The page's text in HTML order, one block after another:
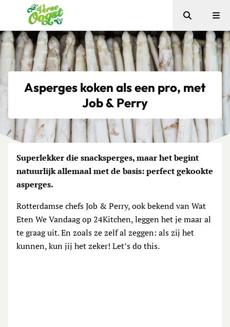
Verse Oogst
Zoeken
Asperges koken als een pro, met
Job & Perry
Superlekker die snacksperges, maar het begint
natuurlijk allemaal met de basis: perfect gekookte
asperges.
Rotterdamse chefs Job & Perry, ook bekend van Wat
Eten We Vandaag op 24Kitchen, leggen het je maar al
te graag uit. En zoals ze zelf al zeggen: als zij het
kunnen, kun jij het zeker! Let’s do this.